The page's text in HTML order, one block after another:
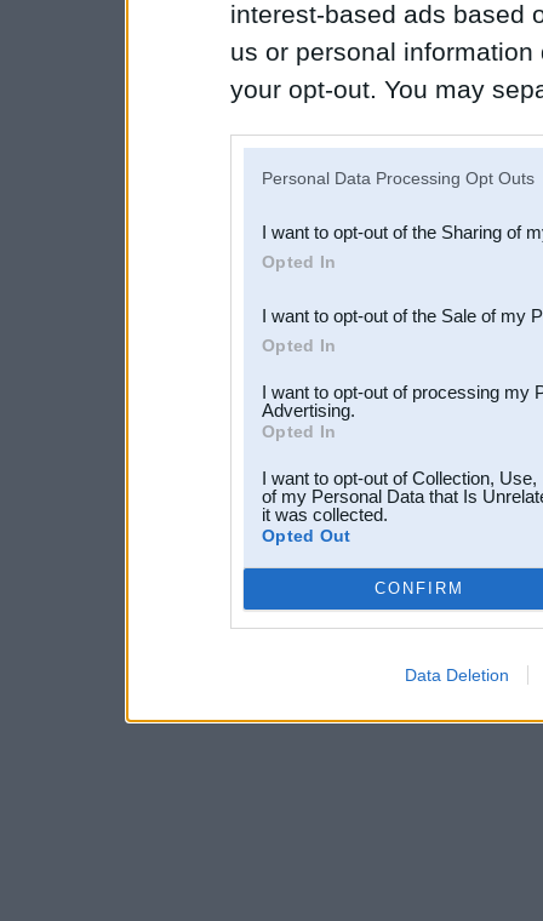
interest-based ads based
us or personal
your opt-out. You may
Downstream Participants
third parties.
Personal Data Processing Opt Outs
I want to opt-out of the Sharing of
Opted In
I want to opt-out of the Sale of my
Opted In
I want to opt-out of processing my
Advertising.
Opted In
I want to opt-out of Collection,
of my Personal Data that Is
it was collected.
Opted Out
CONFIRM
Data Deletion